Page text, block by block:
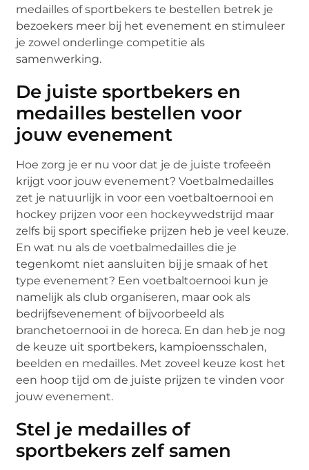
medailles of sportbekers te bestellen betrek je
bezoekers meer bij het evenement en stimuleer
je zowel onderlinge competitie als
samenwerking.
De juiste sportbekers en
medailles bestellen voor
jouw evenement
Hoe zorg je er nu voor dat je de juiste trofeeën
krijgt voor jouw evenement? Voetbalmedailles
zet je natuurlijk in voor een voetbaltoernooi en
hockey prijzen voor een hockeywedstrijd maar
zelfs bij sport specifieke prijzen heb je veel keuze.
En wat nu als de voetbalmedailles die je
tegenkomt niet aansluiten bij je smaak of het
type evenement? Een voetbaltoernooi kun je
namelijk als club organiseren, maar ook als
bedrijfsevenement of bijvoorbeeld als
branchetoernooi in de horeca. En dan heb je nog
de keuze uit sportbekers, kampioensschalen,
beelden en medailles. Met zoveel keuze kost het
een hoop tijd om de juiste prijzen te vinden voor
jouw evenement.
Stel je medailles of
sportbekers zelf samen